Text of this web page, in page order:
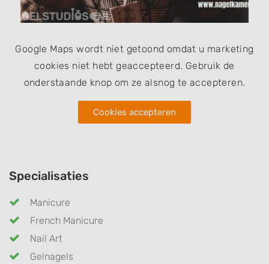
Google Maps wordt niet getoond omdat u marketing
cookies niet hebt geaccepteerd. Gebruik de
onderstaande knop om ze alsnog te accepteren.
Cookies accepteren
Specialisaties
Manicure
French Manicure
Nail Art
Gelnagels